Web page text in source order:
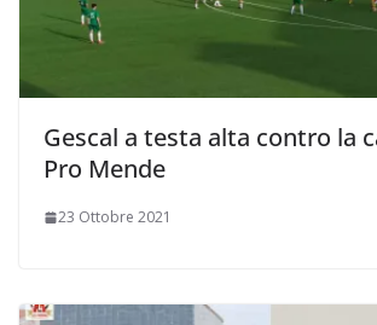
Gescal a testa alta contro la
Pro Mende
23 Ottobre 2021